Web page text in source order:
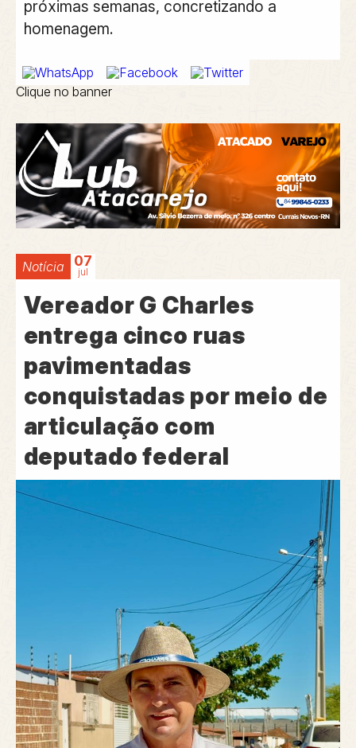
próximas semanas, concretizando a
homenagem.
Clique no banner
Notícia 07
jul
Vereador G Charles
entrega cinco ruas
pavimentadas
conquistadas por meio de
articulação com
deputado federal